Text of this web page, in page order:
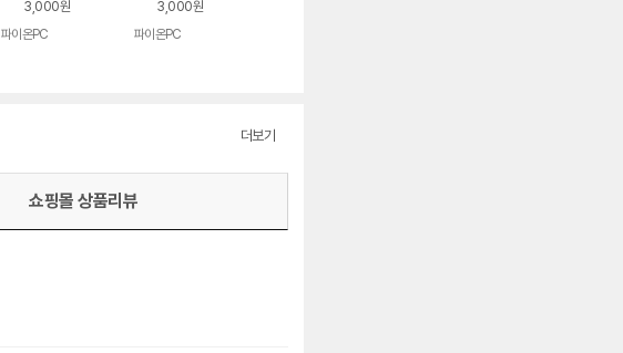
3,000원
파이온PC
3,000원
파이온PC
더보기
쇼핑몰 상품리뷰